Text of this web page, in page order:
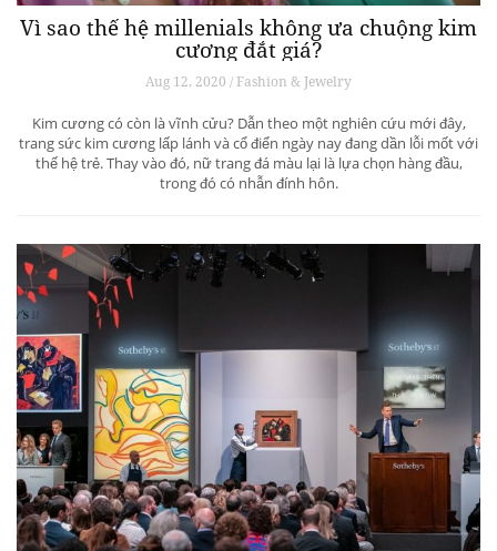
Vì sao thế hệ millenials không ưa chuộng kim
cương đắt giá?
Aug 12, 2020 / Fashion & Jewelry
Kim cương có còn là vĩnh cửu? Dẫn theo một nghiên cứu mới đây,
trang sức kim cương lấp lánh và cổ điển ngày nay đang dần lỗi mốt với
thế hệ trẻ. Thay vào đó, nữ trang đá màu lại là lựa chọn hàng đầu,
trong đó có nhẫn đính hôn.